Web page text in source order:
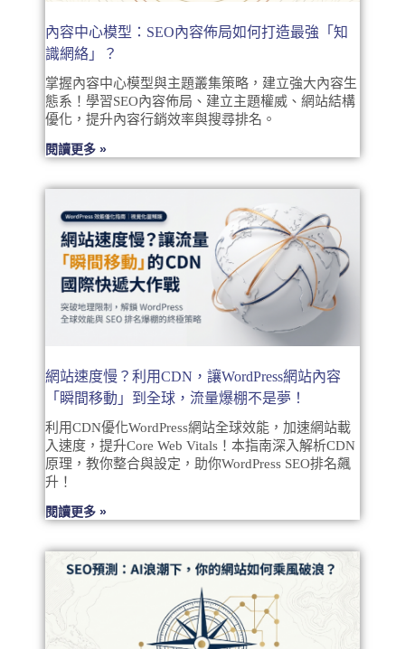
內容中心模型：SEO內容佈局如何打造最強「知
識網絡」？
掌握內容中心模型與主題叢集策略，建立強大內容生
態系！學習SEO內容佈局、建立主題權威、網站結構
優化，提升內容行銷效率與搜尋排名。
閱讀更多 »
網站速度慢？利用CDN，讓WordPress網站內容
「瞬間移動」到全球，流量爆棚不是夢！
利用CDN優化WordPress網站全球效能，加速網站載
入速度，提升Core Web Vitals！本指南深入解析CDN
原理，教你整合與設定，助你WordPress SEO排名飆
升！
閱讀更多 »